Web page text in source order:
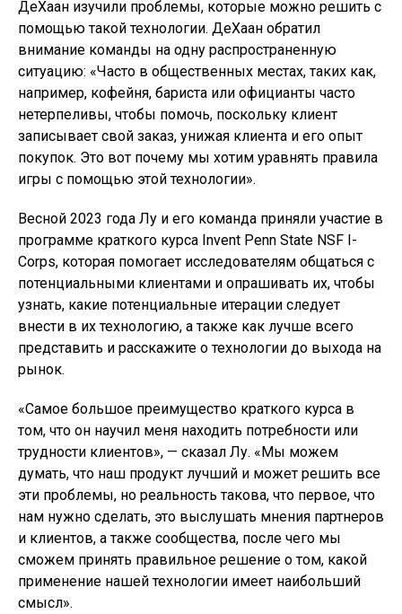
ДеХаан изучили проблемы, которые можно решить с
помощью такой технологии. ДеХаан обратил
внимание команды на одну распространенную
ситуацию: «Часто в общественных местах, таких как,
например, кофейня, бариста или официанты часто
нетерпеливы, чтобы помочь, поскольку клиент
записывает свой заказ, унижая клиента и его опыт
покупок. Это вот почему мы хотим уравнять правила
игры с помощью этой технологии».
Весной 2023 года Лу и его команда приняли участие в
программе краткого курса Invent Penn State NSF I-
Corps, которая помогает исследователям общаться с
потенциальными клиентами и опрашивать их, чтобы
узнать, какие потенциальные итерации следует
внести в их технологию, а также как лучше всего
представить и расскажите о технологии до выхода на
рынок.
«Самое большое преимущество краткого курса в
том, что он научил меня находить потребности или
трудности клиентов», — сказал Лу. «Мы можем
думать, что наш продукт лучший и может решить все
эти проблемы, но реальность такова, что первое, что
нам нужно сделать, это выслушать мнения партнеров
и клиентов, а также сообщества, после чего мы
сможем принять правильное решение о том, какой
применение нашей технологии имеет наибольший
смысл».